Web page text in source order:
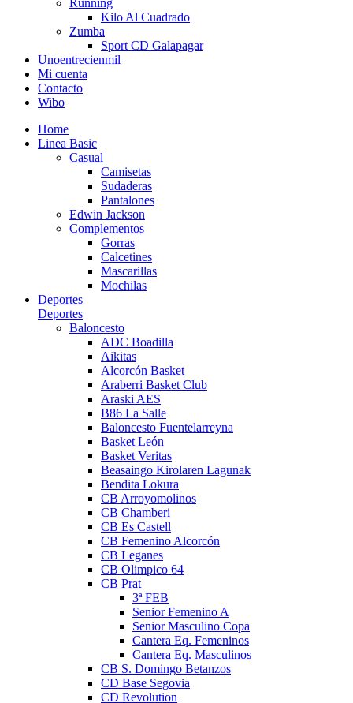
Kilo Al Cuadrado
Zumba
Sport CD Galapagar
Unoentrecienmil
Mi cuenta
Contacto
Wibo
Home
Linea Basic
Casual
Camisetas
Sudaderas
Pantalones
Edwin Jackson
Complementos
Gorras
Calcetines
Mascarillas
Mochilas
Deportes
Deportes
Baloncesto
ADC Boadilla
Aikitas
Alcorcón Basket
Araberri Basket Club
Araski AES
B86 La Salle
Baloncesto Fuentelarreyna
Basket León
Basket Veritas
Beasaingo Kirolaren Lagunak
Bendita Lokura
CB Arroyomolinos
CB Chamberi
CB Es Castell
CB Femenino Alcorcón
CB Leganes
CB Olimpico 64
CB Prat
3ª FEB
Senior Femenino A
Senior Masculino Copa
Cantera Eq. Femeninos
Cantera Eq. Masculinos
CB S. Domingo Betanzos
CD Base Segovia
CD Revolution